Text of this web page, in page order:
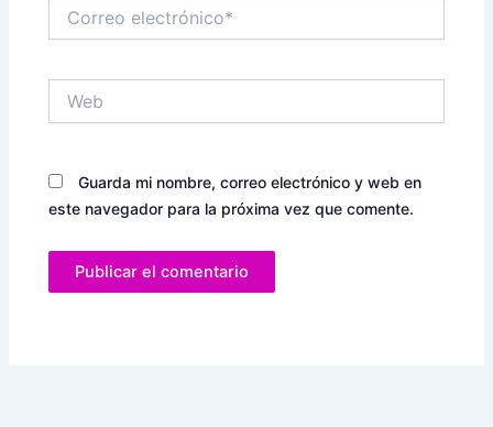
electrónico*
Guarda mi nombre, correo electrónico y web en
este navegador para la próxima vez que comente.